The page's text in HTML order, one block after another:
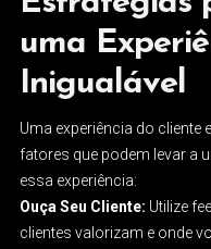
uma
Inigualável
Uma experiência do
fatores que podem levar a
essa experiência:
Ouça Seu Cliente: Utilize
clientes valorizam e onde